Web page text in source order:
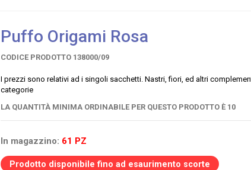
Puffo Origami Rosa
CODICE PRODOTTO 138000/09
I prezzi sono relativi ad i singoli sacchetti. Nastri, fiori, ed altri
categorie
LA QUANTITÀ MINIMA ORDINABILE PER QUESTO PRODOTTO È 10
In magazzino: 61 PZ
Prodotto disponibile fino ad esaurimento scorte